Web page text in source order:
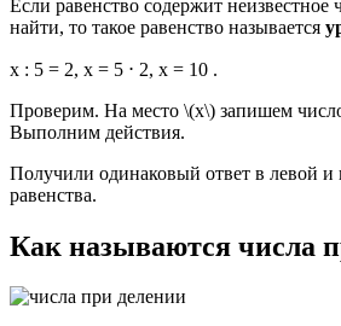
Если равенство содержит неизвестное
найти, то такое равенство называется
x : 5 = 2, x = 5 ⋅ 2, x = 10 .
Проверим. На место \(x\) запишем
Выполним действия.
Получили одинаковый ответ в левой и
равенства.
Как называются числа